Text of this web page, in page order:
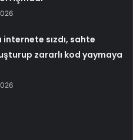
internete sızdı, sahte
zararlı kod yaymaya